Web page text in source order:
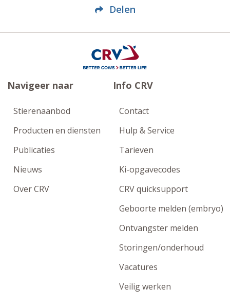
Delen
Navigeer naar
Stierenaanbod
Producten en diensten
Publicaties
Nieuws
Over CRV
Info CRV
Contact
Hulp & Service
Tarieven
Ki-opgavecodes
CRV quicksupport
Geboorte melden (embryo)
Ontvangster melden
Storingen/onderhoud
Vacatures
Veilig werken